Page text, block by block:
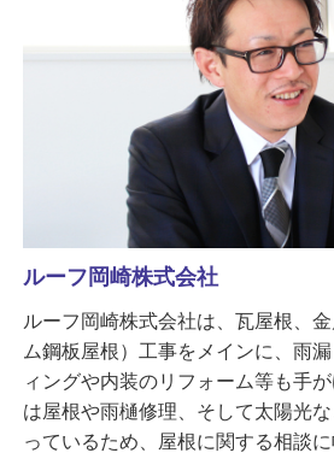
ルーフ岡崎株式会社
ルーフ岡崎株式会社は、瓦屋根、
ム鋼板屋根）工事をメインに、雨
ィングや内装のリフォーム等も手
は屋根や雨樋修理、そして太陽光
っているため、屋根に関する相談